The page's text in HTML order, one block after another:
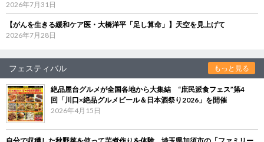
2026年7月31日
【がんを生きる緩和ケア医・大橋洋平「足し算命」】天空を見上げて
2026年7月28日
フェスティバル もっと見る
絶品屋台グルメが全国各地から大集結 “庶民派食フェス”第4
回「川口×絶品グルメビール＆日本酒祭り2026」を開催
2026年4月15日